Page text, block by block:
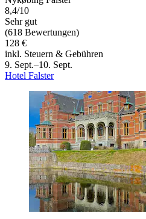
8,4/10
Sehr gut
(618 Bewertungen)
128 €
inkl. Steuern & Gebühren
9. Sept.–10. Sept.
Hotel Falster